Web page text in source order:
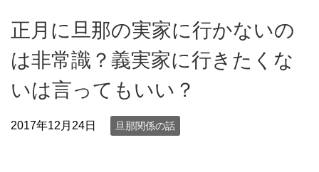
正月に旦那の実家に行かないの
は非常識？義実家に行きたくな
いは言ってもいい？
2017年12月24日 旦那関係の話